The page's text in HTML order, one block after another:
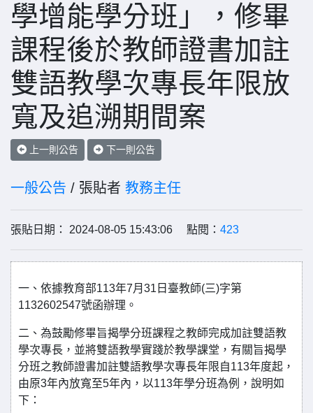
學增能學分班」，修畢
課程後於教師證書加註
雙語教學次專長年限放
寬及追溯期間案
上一則公告 下一則公告
一般公告 / 張貼者 教務主任
張貼日期： 2024-08-05 15:43:06 點閱： 423
一、依據教育部113年7月31日臺教師(三)字第
1132602547號函辦理。
二、為鼓勵修畢旨揭學分班課程之教師完成加註雙語教
學次專長，並將雙語教學實踐於教學課堂，有關旨揭學
分班之教師證書加註雙語教學次專長年限自113年度起，
由原3年內放寬至5年內，以113年學分班為例，說明如
下：